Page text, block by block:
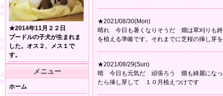
★2014年11月２２日
プードルの子犬が生まれま
した。オス２、メス１で
す。
メニュー
ホーム
★2021/08/30(Mon)
晴れ 今日も暑くなりそうだ 畑は草刈りも
を植える準備です。それまでに芝桜の挿し芽
★2021/08/29(Sun)
晴 今日も元気だ 頑張ろう 畑も綺麗になっ
たら挿し芽して １０月植えつけです